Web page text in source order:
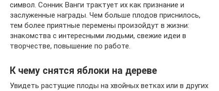
символ. Сонник Ванги трактует их как признание и
заслуженные награды. Чем больше плодов приснилось,
тем более приятные перемены произойдут в жизни:
знакомства с интересными людьми, свежие идеи в
творчестве, повышение по работе.
К чему снятся яблоки на дереве
Увидеть растущие плоды на хвойных ветках или в других